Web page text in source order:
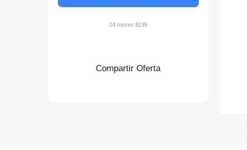
24 meses $235
Compartir Oferta